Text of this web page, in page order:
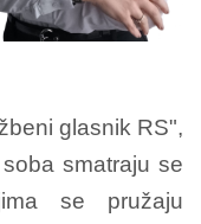
glasnik RS",
smatraju se
se pružaju